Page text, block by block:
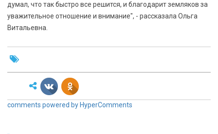
думал, что так быстро все решится, и благодарит земляков за
уважительное отношение и внимание", - рассказала Ольга
Витальевна.
comments powered by HyperComments